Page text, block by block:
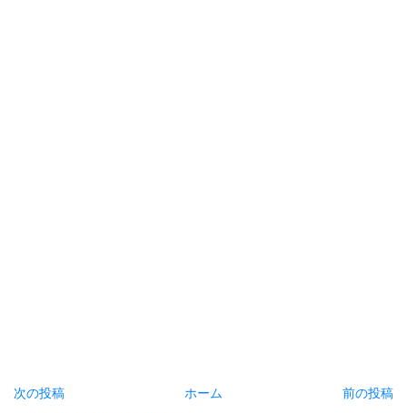
次の投稿 前の投稿
ホーム